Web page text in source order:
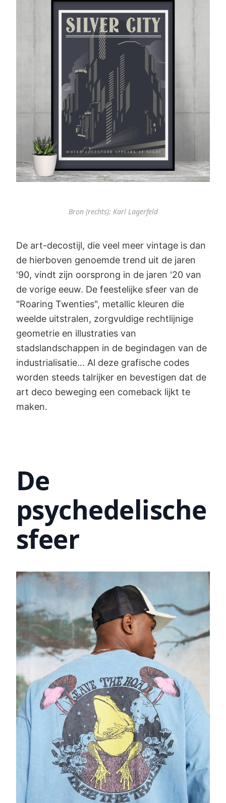
Bron (rechts): Karl Lagerfeld
De art-decostijl, die veel meer vintage is dan
de hierboven genoemde trend uit de jaren
'90, vindt zijn oorsprong in de jaren '20 van
de vorige eeuw. De feestelijke sfeer van de
"Roaring Twenties", metallic kleuren die
weelde uitstralen, zorgvuldige rechtlijnige
geometrie en illustraties van
stadslandschappen in de begindagen van de
industrialisatie... Al deze grafische codes
worden steeds talrijker en bevestigen dat de
art deco beweging een comeback lijkt te
maken.
De
psychedelische
sfeer